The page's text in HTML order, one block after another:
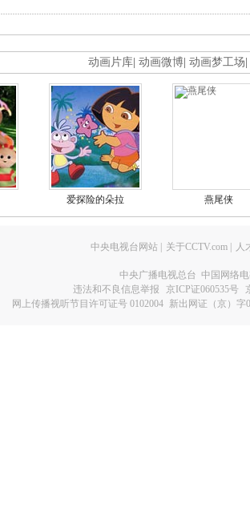
动画片库 动画微博 动画梦工场
爱探险的朵拉 燕尾侠
中央电视台网站 关于CCTV.com 人
中央广播电视总台 中国网络
违法和不良信息举报
京ICP证060535号
网上传播视听节目许可证号 0102004 新出网证（京）